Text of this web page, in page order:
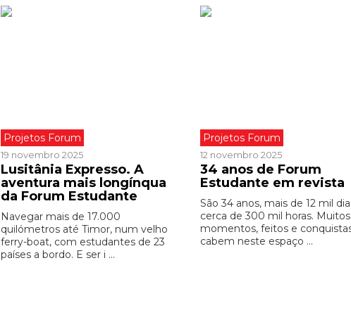
Projetos Forum
19 novembro 2025
Lusitânia Expresso. A
aventura mais longínqua
da Forum Estudante
Navegar mais de 17.000
quilómetros até Timor, num velho
ferry-boat, com estudantes de 23
países a bordo. E ser i ...
Projetos Forum
12 novembro 2025
34 anos de Forum
Estudante em revista
São 34 anos, mais de 12 mil
cerca de 300 mil horas. Muitos
momentos, feitos e
cabem neste espaço ...